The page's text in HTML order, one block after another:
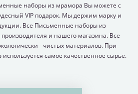
наборы из мрамора Вы можете с
VIP подарок. Мы держим марку и
Все Письменные наборы из
и нашего магазина. Все
- чистых материалов. При
используется самое качественное сырье.